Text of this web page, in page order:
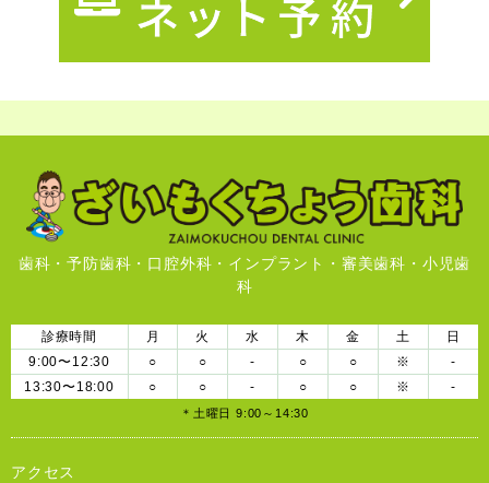
歯科・予防歯科・口腔外科・インプラント・審美歯科・小児歯
科
診療時間 月 火 水 木 金 土
日
9:00〜12:30
○ ○ - ○ ○ ※
-
13:30〜18:00
○ ○ - ○ ○ ※ -
＊土曜日 9:00～14:30
アクセス